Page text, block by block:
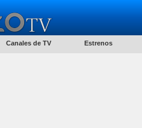
Canales de TV Estrenos